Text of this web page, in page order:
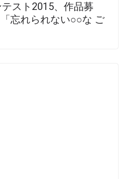
スト2015、作品募
忘れられない○○な ご